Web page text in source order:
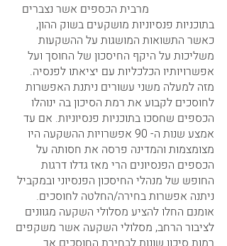
                       מרבית הכספים אשר נצברים
בתוכניות פנסיוניות מושקעים בשוק ההון,
כאשר התשואות המושגות על ההשקעות
משליכות על היקף החיסכון של החוסך ועל
אפשרויותיו הכלכליות עם יציאתו לפנסיה.
מזה למעלה משני עשורים ניתנת האפשרות
לחוסכים לקבוע את רמת הסיכון בה ינוהלו
הכספים שחסכו בתוכניות פנסיוניות. אם עד
אמצע שנות ה- 90 אפשרויות ההשקעה היו
מצומצמות והמדינה פרסה את חסותה על
הכספים הפנסיונים הרי מאז גדלו דרגות
החופש של מנהלי החיסכון הפנסיוני ובמקביל
ניתנה אפשרות בחירה/החלטה לחוסכים.
אומנם החלו להציע מסלולי השקעה מגוונים
לציבור הרחב, מסלולי השקעה אשר משקפים